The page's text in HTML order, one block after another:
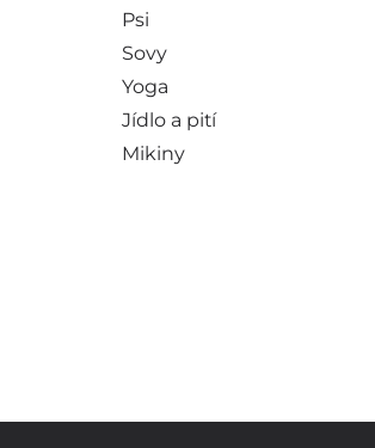
Psi
Sovy
Yoga
Jídlo a pití
Mikiny